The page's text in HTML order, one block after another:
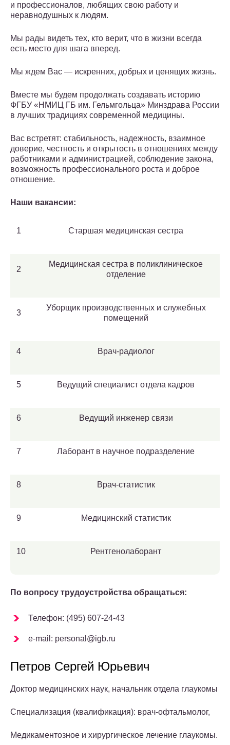
и профессионалов, любящих свою работу и
неравнодушных к людям.
Мы рады видеть тех, кто верит, что в жизни всегда
есть место для шага вперед.
Мы ждем Вас — искренних, добрых и ценящих жизнь.
Вместе мы будем продолжать создавать историю
ФГБУ «НМИЦ ГБ им. Гельмгольца» Минздрава России
в лучших традициях современной медицины.
Вас встретят: стабильность, надежность, взаимное
доверие, честность и открытость в отношениях между
работниками и администрацией, соблюдение закона,
возможность профессионального роста и доброе
отношение.
Наши вакансии:
1 Старшая медицинская сестра
2
Медицинская сестра в поликлиническое
отделение
3
Уборщик производственных и служебных
помещений
4 Врач-радиолог
5 Ведущий специалист отдела кадров
6 Ведущий инженер связи
7 Лаборант в научное подразделение
8 Врач-статистик
9 Медицинский статистик
10 Рентгенолаборант
По вопросу трудоустройства обращаться:
Телефон: (495) 607-24-43
e-mail: personal@igb.ru
Петров Сергей Юрьевич
Доктор медицинских наук, начальник отдела глаукомы
Специализация (квалификация): врач-офтальмолог,
Медикаментозное и хирургическое лечение глаукомы.